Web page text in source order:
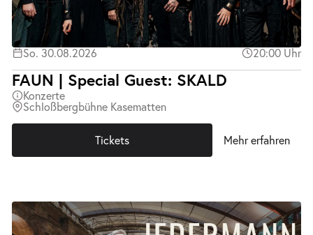
So. 30.08.2026 20:00 Uhr
FAUN | Special Guest: SKALD
Konzerte
Schloßbergbühne Kasematten
Tickets Mehr erfahren